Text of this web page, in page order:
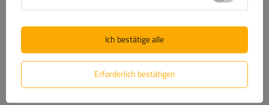
209,60 €
Große Menge verfügbar Wir versenden schon am11. August
In den
Warenkorb
legen
Erforderlich bestätigen
Ich bestätige alle